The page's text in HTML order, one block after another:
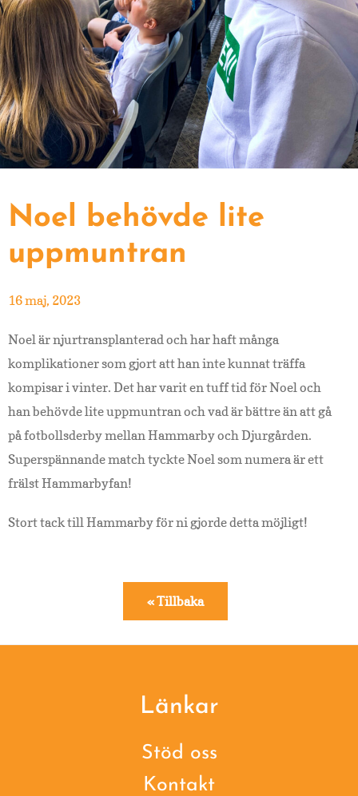
Noel behövde lite
uppmuntran
16 maj, 2023
Noel är njurtransplanterad och har haft många
komplikationer som gjort att han inte kunnat träffa
kompisar i vinter. Det har varit en tuff tid för Noel och
han behövde lite uppmuntran och vad är bättre än att gå
på fotbollsderby mellan Hammarby och Djurgården.
Superspännande match tyckte Noel som numera är ett
frälst Hammarbyfan!
Stort tack till Hammarby för ni gjorde detta möjligt!
« Tillbaka
Länkar
Stöd oss
Kontakt